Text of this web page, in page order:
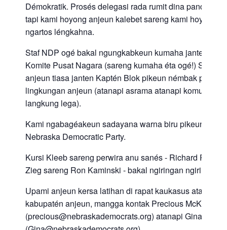
Démokratik. Prosés delegasi rada rumit dina
tapi kami hoyong anjeun kalebet sareng kami hoyong
ngartos léngkahna.
Staf NDP ogé bakal ngungkabkeun kumaha janten
Komite Pusat Nagara (sareng kumaha éta ogé!)
anjeun tiasa janten Kaptén Blok pikeun némbak
lingkungan anjeun (atanapi asrama atanapi komunitas
langkung lega).
Kami ngabagéakeun sadayana warna biru pikeun
Nebraska Democratic Party.
Kursi Kleeb sareng perwira anu sanés - Richard
Zieg sareng Ron Kaminski - bakal ngiringan ngiringan
Upami anjeun kersa latihan di rapat kaukasus atanapi
kabupatén anjeun, mangga kontak Precious McKesson
(precious@nebraskademocrats.org) atanapi Gina Frank